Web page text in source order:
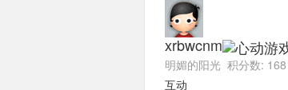
xrbwcnm
明媚的阳光 积分数: 168
互动